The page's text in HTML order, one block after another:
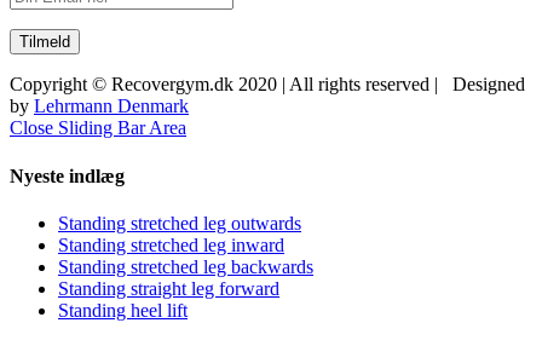
Copyright © Recovergym.dk 2020 | All rights reserved | Designed
by Lehrmann Denmark
Close Sliding Bar Area
Nyeste indlæg
Standing stretched leg outwards
Standing stretched leg inward
Standing stretched leg backwards
Standing straight leg forward
Standing heel lift